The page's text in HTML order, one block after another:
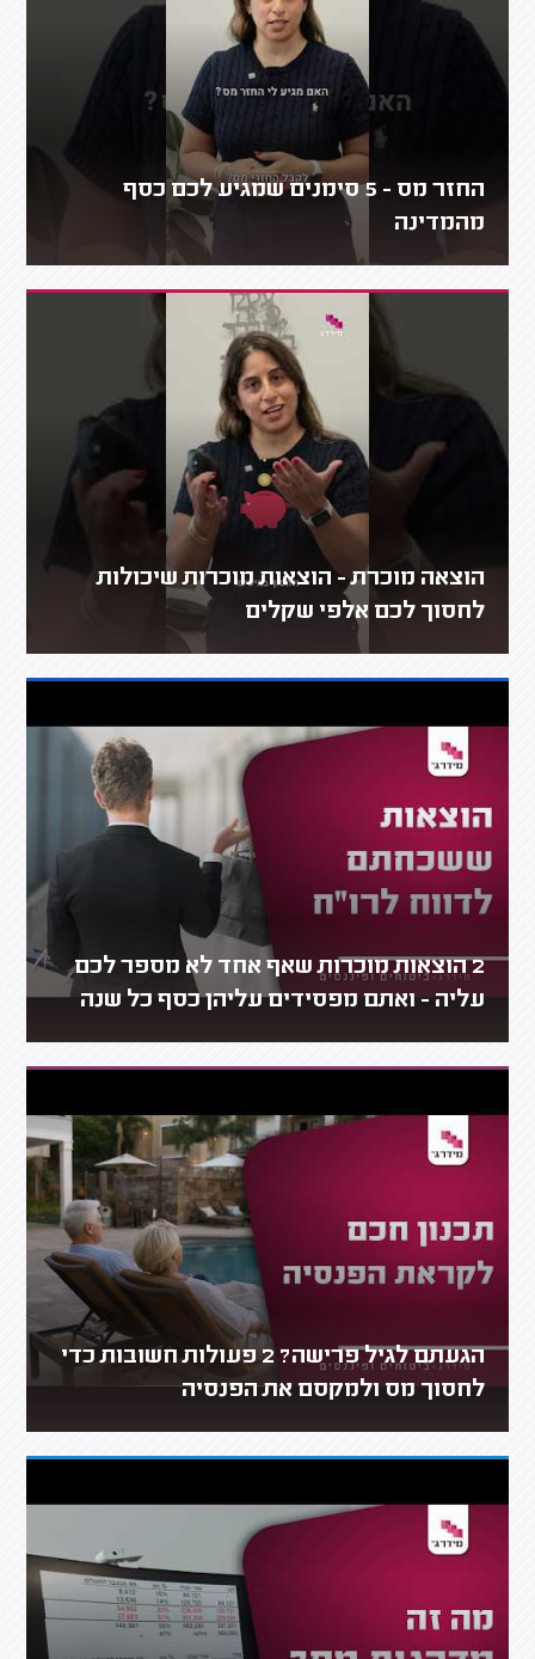
החזר מס - 5 סימנים שמגיע לכם כסף
מהמדינה
הוצאה מוכרת - הוצאות מוכרות שיכולות
לחסוך לכם אלפי שקלים
2 הוצאות מוכרות שאף אחד לא מספר לכם
עליה - ואתם מפסידים עליהן כסף כל שנה
הגעתם לגיל פרישה? 2 פעולות חשובות כדי
לחסוך מס ולמקסם את הפנסיה